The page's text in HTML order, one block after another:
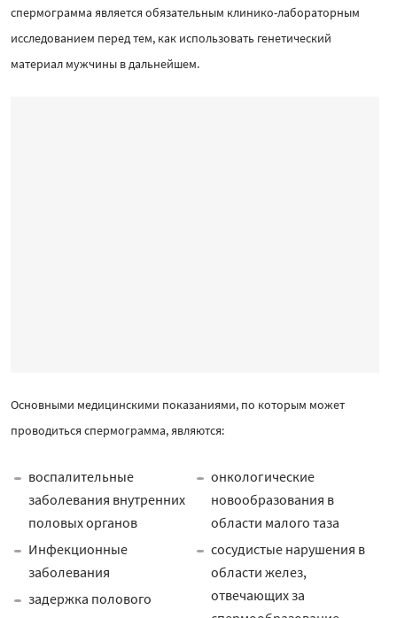
спермограмма является обязательным клинико-лабораторным
исследованием перед тем, как использовать генетический
материал мужчины в дальнейшем.
Основными медицинскими показаниями, по которым может
проводиться спермограмма, являются:
воспалительные
заболевания внутренних
половых органов
Инфекционные
заболевания
задержка полового
онкологические
новообразования в
области малого таза
сосудистые нарушения в
области желез,
отвечающих за